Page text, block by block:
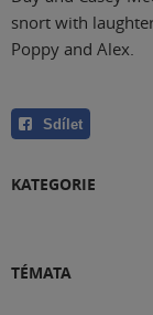
snort with
Poppy and Alex.
Sdílet
KATEGORIE
TÉMATA